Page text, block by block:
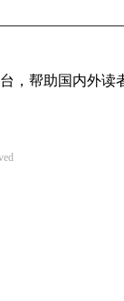
，帮助国内外读